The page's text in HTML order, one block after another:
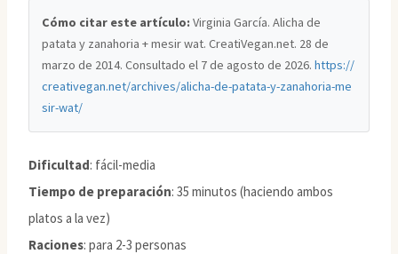
Cómo citar este artículo: Virginia García. Alicha de
patata y zanahoria + mesir wat. CreatiVegan.net. 28 de
marzo de 2014. Consultado el 7 de agosto de 2026.https://
creativegan.net/archives/alicha-de-patata-y-zanahoria-me
sir-wat/
Dificultad: fácil-media
Tiempo de preparación: 35 minutos (haciendo ambos
platos a la vez)
Raciones: para 2-3 personas